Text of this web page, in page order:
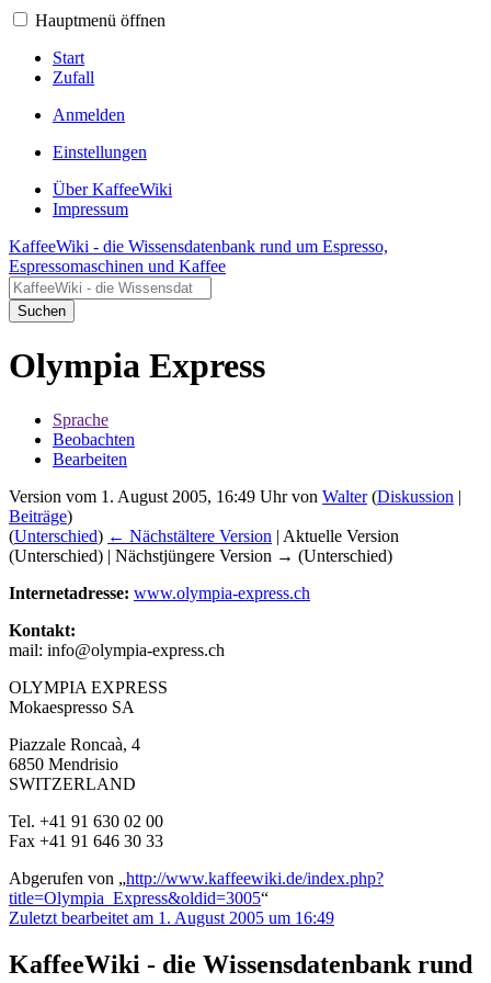
Hauptmenü öffnen
Start
Zufall
Anmelden
Einstellungen
Über KaffeeWiki
Impressum
KaffeeWiki - die Wissensdatenbank rund um Espresso,
Espressomaschinen und Kaffee
Suchen
Olympia Express
Sprache
Beobachten
Bearbeiten
Version vom 1. August 2005, 16:49 Uhr von Walter (Diskussion |
Beiträge)
(Unterschied) ← Nächstältere Version | Aktuelle Version
(Unterschied) | Nächstjüngere Version → (Unterschied)
Internetadresse: www.olympia-express.ch
Kontakt:
mail: info@olympia-express.ch
OLYMPIA EXPRESS
Mokaespresso SA
Piazzale Roncaà, 4
6850 Mendrisio
SWITZERLAND
Tel. +41 91 630 02 00
Fax +41 91 646 30 33
Abgerufen von „http://www.kaffeewiki.de/index.php?
title=Olympia_Express&oldid=3005“
Zuletzt bearbeitet am 1. August 2005 um 16:49
KaffeeWiki - die Wissensdatenbank rund